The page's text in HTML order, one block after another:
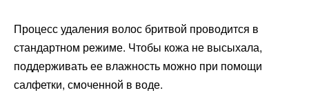
Процесс удаления волос бритвой проводится в
стандартном режиме. Чтобы кожа не высыхала,
поддерживать ее влажность можно при помощи
салфетки, смоченной в воде.